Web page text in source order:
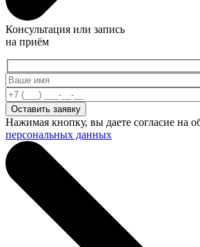
Консультация или запись
на приём
Нажимая кнопку, вы даете согласие на
персональных данных